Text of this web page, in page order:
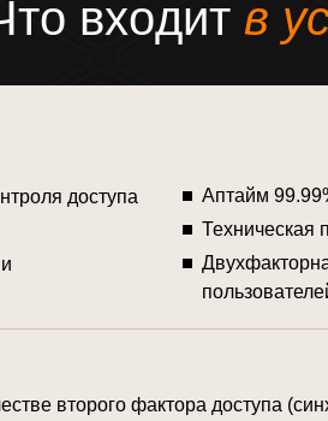
то входит в у
Техническая
Аптайм
доступа
второго фактора доступа